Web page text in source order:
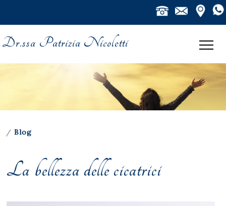
Dr.ssa Patrizia Nicoletti
/ Blog
La bellezza delle cicatrici